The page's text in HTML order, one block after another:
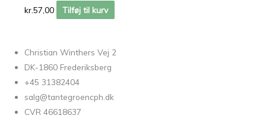
kr.57,00 Tilføj til kurv
Christian Winthers Vej 2
DK-1860 Frederiksberg
+45 31382404
salg@tantegroencph.dk
CVR 46618637